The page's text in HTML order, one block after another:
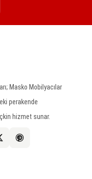
Masko Mobilyacılar
perakende
hizmet sunar.